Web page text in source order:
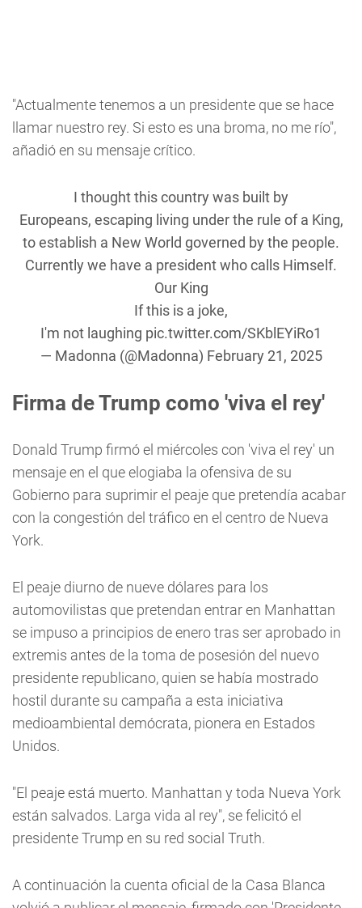
"Actualmente tenemos a un presidente que se hace
llamar nuestro rey. Si esto es una broma, no me río",
añadió en su mensaje crítico.
I thought this country was built by
Europeans, escaping living under the rule of a King,
to establish a New World governed by the people.
Currently we have a president who calls Himself.
Our King
If this is a joke,
I'm not laughing pic.twitter.com/SKblEYiRo1
— Madonna (@Madonna) February 21, 2025
Firma de Trump como 'viva el rey'
Donald Trump firmó el miércoles con 'viva el rey' un
mensaje en el que elogiaba la ofensiva de su
Gobierno para suprimir el peaje que pretendía acabar
con la congestión del tráfico en el centro de Nueva
York.
El peaje diurno de nueve dólares para los
automovilistas que pretendan entrar en Manhattan
se impuso a principios de enero tras ser aprobado in
extremis antes de la toma de posesión del nuevo
presidente republicano, quien se había mostrado
hostil durante su campaña a esta iniciativa
medioambiental demócrata, pionera en Estados
Unidos.
"El peaje está muerto. Manhattan y toda Nueva York
están salvados. Larga vida al rey", se felicitó el
presidente Trump en su red social Truth.
A continuación la cuenta oficial de la Casa Blanca